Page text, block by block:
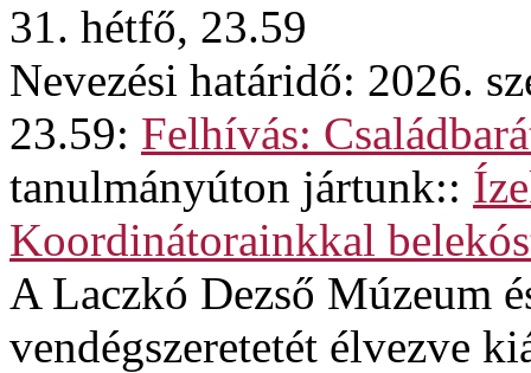
31. hétfő, 23.59
Nevezési határidő: 2026.
23.59: Felhívás:
tanulmányúton jártunk::
Koordinátorainkkal
A Laczkó Dezső Múzeum
vendégszeretetét élvezve